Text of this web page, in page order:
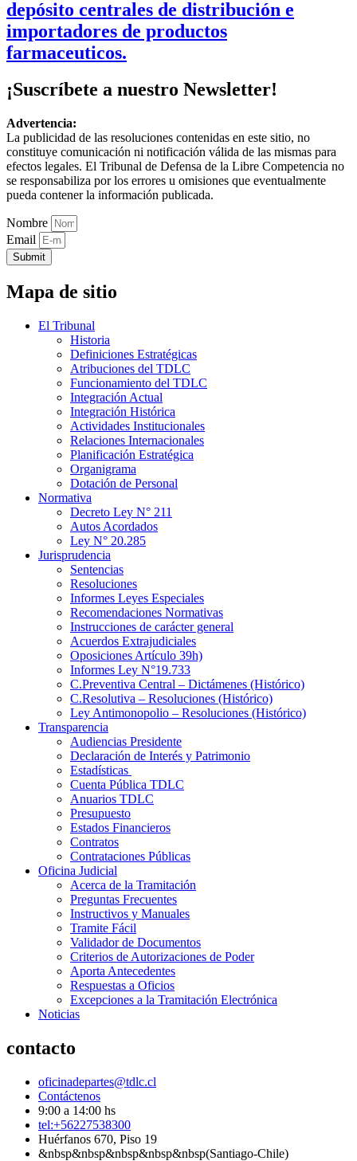
depósito centrales de distribución e
importadores de productos
farmaceuticos.
¡Suscríbete a nuestro Newsletter!
Advertencia:
La publicidad de las resoluciones contenidas en este sitio, no
constituye comunicación ni notificación válida de las mismas para
efectos legales. El Tribunal de Defensa de la Libre Competencia no
se responsabiliza por los errores u omisiones que eventualmente
pueda contener la información publicada.
Nombre
Email
Submit
Mapa de sitio
El Tribunal
Historia
Definiciones Estratégicas
Atribuciones del TDLC
Funcionamiento del TDLC
Integración Actual
Integración Histórica
Actividades Institucionales
Relaciones Internacionales
Planificación Estratégica
Organigrama
Dotación de Personal
Normativa
Decreto Ley N° 211
Autos Acordados
Ley N° 20.285
Jurisprudencia
Sentencias
Resoluciones
Informes Leyes Especiales
Recomendaciones Normativas
Instrucciones de carácter general
Acuerdos Extrajudiciales
Oposiciones Artículo 39h)
Informes Ley N°19.733
C.Preventiva Central – Dictámenes (Histórico)
C.Resolutiva – Resoluciones (Histórico)
Ley Antimonopolio – Resoluciones (Histórico)
Transparencia
Audiencias Presidente
Declaración de Interés y Patrimonio
Estadísticas
Cuenta Pública TDLC
Anuarios TDLC
Presupuesto
Estados Financieros
Contratos
Contrataciones Públicas
Oficina Judicial
Acerca de la Tramitación
Preguntas Frecuentes
Instructivos y Manuales
Tramite Fácil
Validador de Documentos
Criterios de Autorizaciones de Poder
Aporta Antecedentes
Respuestas a Oficios
Excepciones a la Tramitación Electrónica
Noticias
contacto
oficinadepartes@tdlc.cl
Contáctenos
9:00 a 14:00 hs
tel:+56227538300
Huérfanos 670, Piso 19
&nbsp&nbsp&nbsp&nbsp&nbsp(Santiago-Chile)